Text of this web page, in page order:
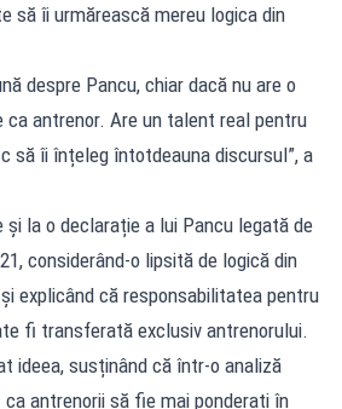
să îi urmărească mereu logica din
despre Pancu, chiar dacă nu are o
ca antrenor. Are un talent real pentru
să îi înțeleg întotdeauna discursul”, a
la o declarație a lui Pancu legată de
considerând-o lipsită de logică din
explicând că responsabilitatea pentru
fi transferată exclusiv antrenorului.
ideea, susținând că într-o analiză
antrenorii să fie mai ponderați în